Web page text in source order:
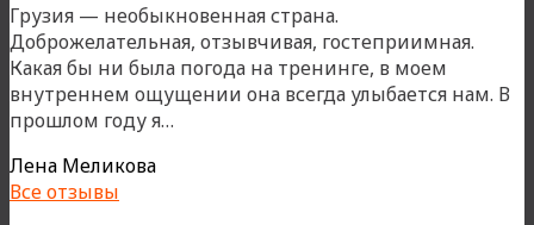
перестраивает
всю
меня»
Грузия — необыкновенная страна.
Доброжелательная, отзывчивая, гостеприимная.
Какая бы ни была погода на тренинге, в моем
внутреннем ощущении она всегда улыбается нам. В
прошлом году я…
Лена Меликова
Все отзывы